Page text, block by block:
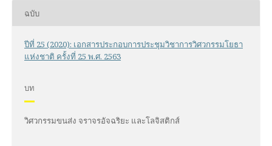
ฉบับ
ปีที่ 25 (2020): เอกสารประกอบการประชุมวิชาการวิศวกรรมโยธา
แห่งชาติ ครั้งที่ 25 พ.ศ. 2563
บท
วิศวกรรมขนส่ง จราจรอัจฉริยะ และโลจิสติกส์